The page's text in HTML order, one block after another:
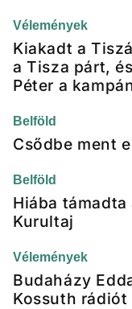
Vélemények
Kiakadt a
a Tisza párt,
Péter a
Belföld
Csődbe ment
Belföld
Hiába
Kurultaj
Vélemények
Budaházy
Kossuth rádiót